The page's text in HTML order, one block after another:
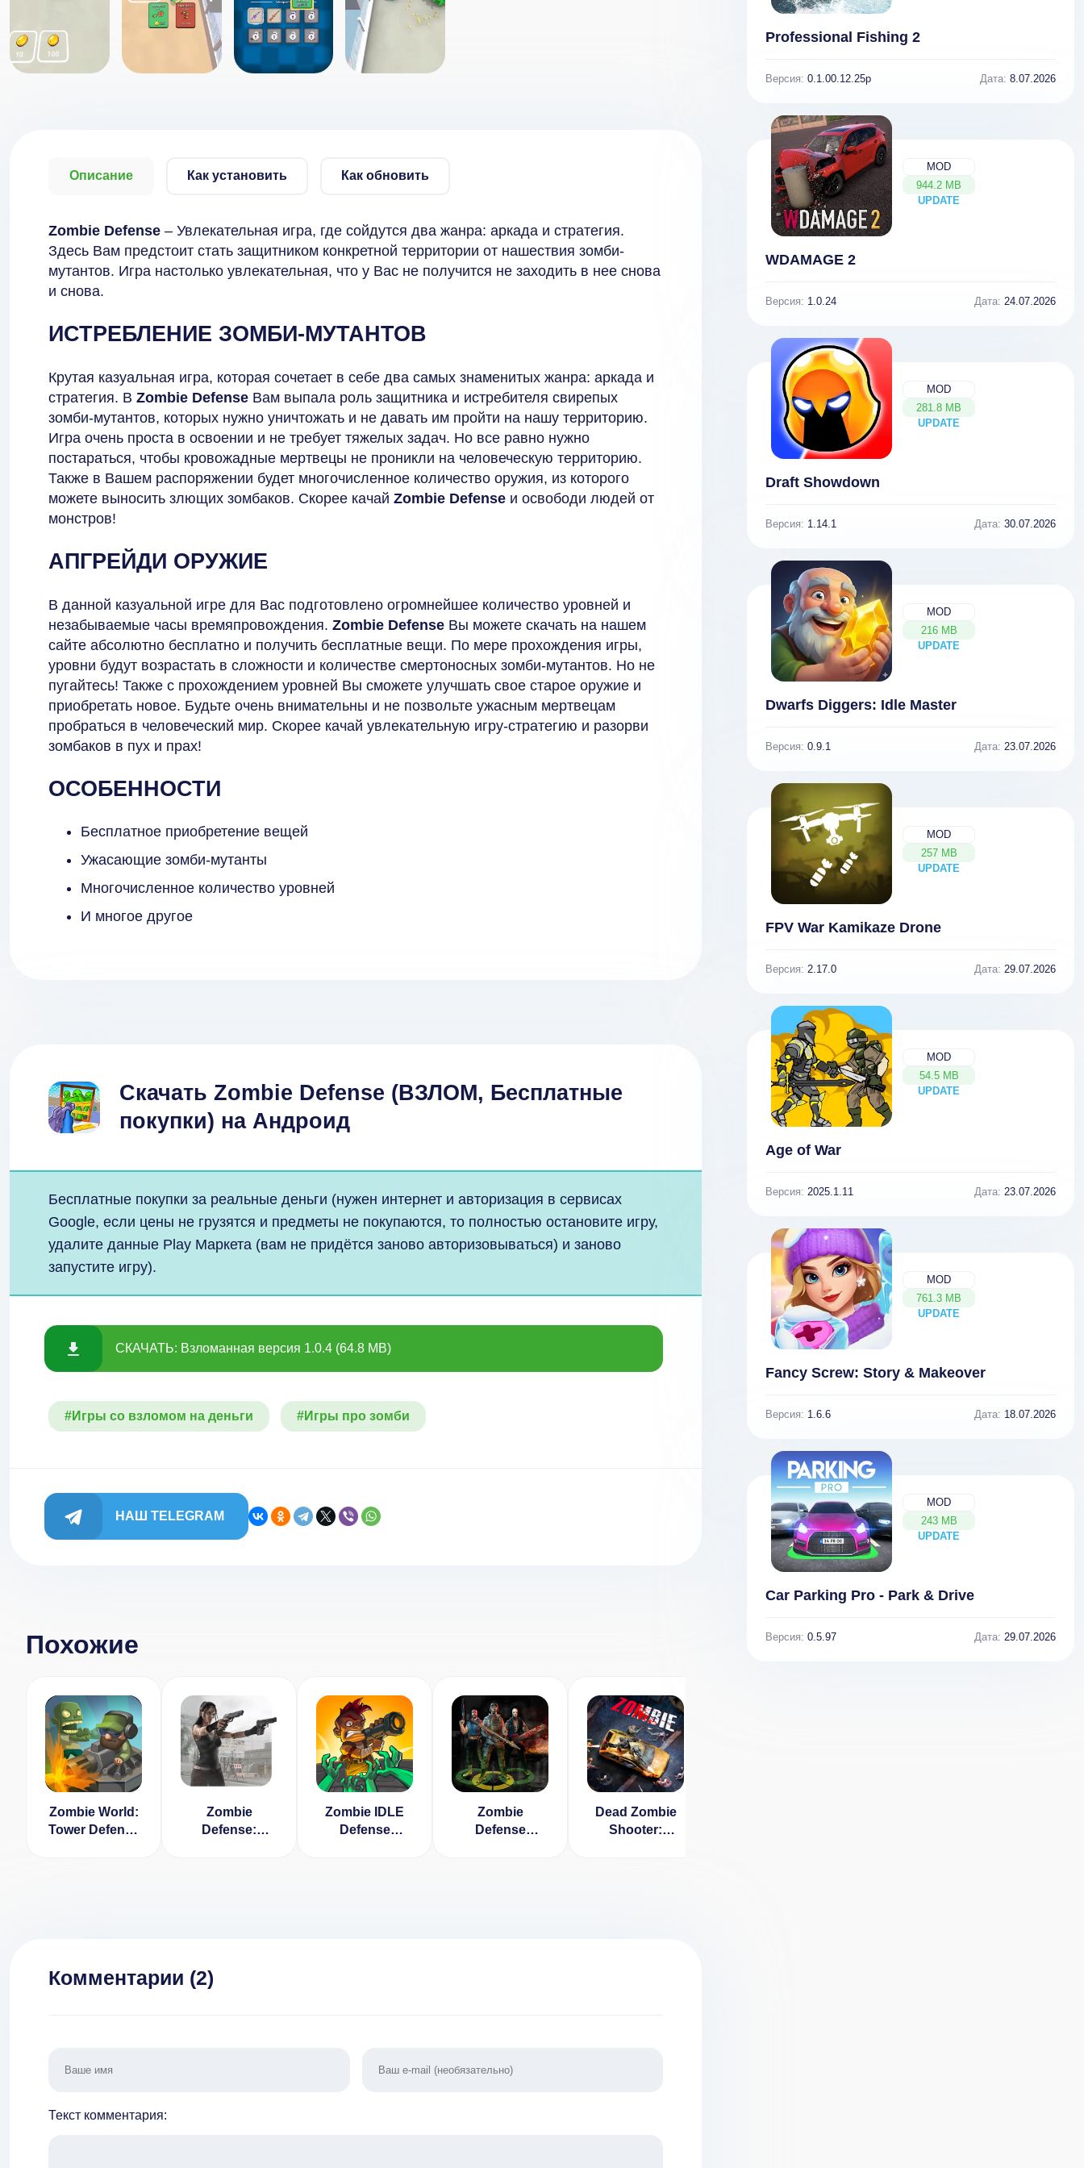
Описание Как установить Как обновить
Zombie Defense – Увлекательная игра, где сойдутся два жанра: аркада и стратегия.
Здесь Вам предстоит стать защитником конкретной территории от нашествия зомби-
мутантов. Игра настолько увлекательная, что у Вас не получится не заходить в нее снова
и снова.
ИСТРЕБЛЕНИЕ ЗОМБИ-МУТАНТОВ
Крутая казуальная игра, которая сочетает в себе два самых знаменитых жанра: аркада и
стратегия. В Zombie Defense Вам выпала роль защитника и истребителя свирепых
зомби-мутантов, которых нужно уничтожать и не давать им пройти на нашу территорию.
Игра очень проста в освоении и не требует тяжелых задач. Но все равно нужно
постараться, чтобы кровожадные мертвецы не проникли на человеческую территорию.
Также в Вашем распоряжении будет многочисленное количество оружия, из которого
можете выносить злющих зомбаков. Скорее качай Zombie Defense и освободи людей от
монстров!
АПГРЕЙДИ ОРУЖИЕ
В данной казуальной игре для Вас подготовлено огромнейшее количество уровней и
незабываемые часы времяпровождения. Zombie Defense Вы можете скачать на нашем
сайте абсолютно бесплатно и получить бесплатные вещи. По мере прохождения игры,
уровни будут возрастать в сложности и количестве смертоносных зомби-мутантов. Но не
пугайтесь! Также с прохождением уровней Вы сможете улучшать свое старое оружие и
приобретать новое. Будьте очень внимательны и не позвольте ужасным мертвецам
пробраться в человеческий мир. Скорее качай увлекательную игру-стратегию и разорви
зомбаков в пух и прах!
ОСОБЕННОСТИ
Бесплатное приобретение вещей
Ужасающие зомби-мутанты
Многочисленное количество уровней
И многое другое
Скачать Zombie Defense (ВЗЛОМ, Бесплатные
покупки) на Андроид
Бесплатные покупки за реальные деньги (нужен интернет и авторизация в сервисах
Google, если цены не грузятся и предметы не покупаются, то полностью остановите игру,
удалите данные Play Маркета (вам не придётся заново авторизовываться) и заново
запустите игру).
СКАЧАТЬ: Взломанная версия 1.0.4 (64.8 MB)
#Игры со взломом на деньги #Игры про зомби
НАШ TELEGRAM
Похожие
Zombie World:
Tower Defense
Zombie
Defense:
Zombie IDLE
Defense
Zombie
Defense
Dead Zombie
Shooter:
Комментарии (2)
Текст комментария:
Professional Fishing 2
Версия: 0.1.00.12.25p Дата: 8.07.2026
MOD
944.2 MB
UPDATE
NEW
WDAMAGE 2
Версия: 1.0.24 Дата: 24.07.2026
MOD
281.8 MB
UPDATE
NEW
Draft Showdown
Версия: 1.14.1 Дата: 30.07.2026
MOD
216 MB
UPDATE
NEW
Dwarfs Diggers: Idle Master
Версия: 0.9.1 Дата: 23.07.2026
MOD
257 MB
UPDATE
NEW
FPV War Kamikaze Drone
Версия: 2.17.0 Дата: 29.07.2026
MOD
54.5 MB
UPDATE
NEW
Age of War
Версия: 2025.1.11 Дата: 23.07.2026
MOD
761.3 MB
UPDATE
NEW
Fancy Screw: Story & Makeover
Версия: 1.6.6 Дата: 18.07.2026
MOD
243 MB
UPDATE
NEW
Car Parking Pro - Park & Drive
Версия: 0.5.97 Дата: 29.07.2026